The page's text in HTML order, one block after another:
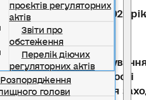
актів
Звіти про
обстеження
Перелік діючих
регуляторних актів
Розпорядження
голови
селищної ради на 2022 рік
необхідності
здіснення